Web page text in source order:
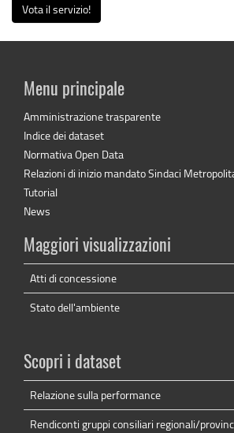
Vota il servizio!
Menu principale
Amministrazione trasparente
Indice dei dataset
Normativa Open Data
Relazioni di inizio mandato Sindaci
Tutorial
News
Maggiori visualizzazioni
Atti di concessione
Stato dell'ambiente
Scopri i dataset
Relazione sulla performance
Rendiconti gruppi consiliari regionali/